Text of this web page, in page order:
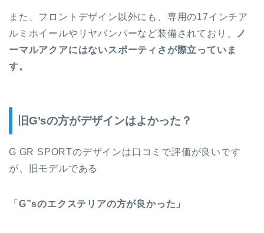
また、フロントデザイン以外にも、専用の17インチア
ルミホイールやリヤバンパーなど装備されており、
ノ
ーマルアクアにはないスポーティさが際立っていま
す。
旧G’sの方がデザインはよかった？
G GR SPORTのデザインは口コミで評価が良いです
が、旧モデルである
「 G”sのエクステリアの方が良かった」